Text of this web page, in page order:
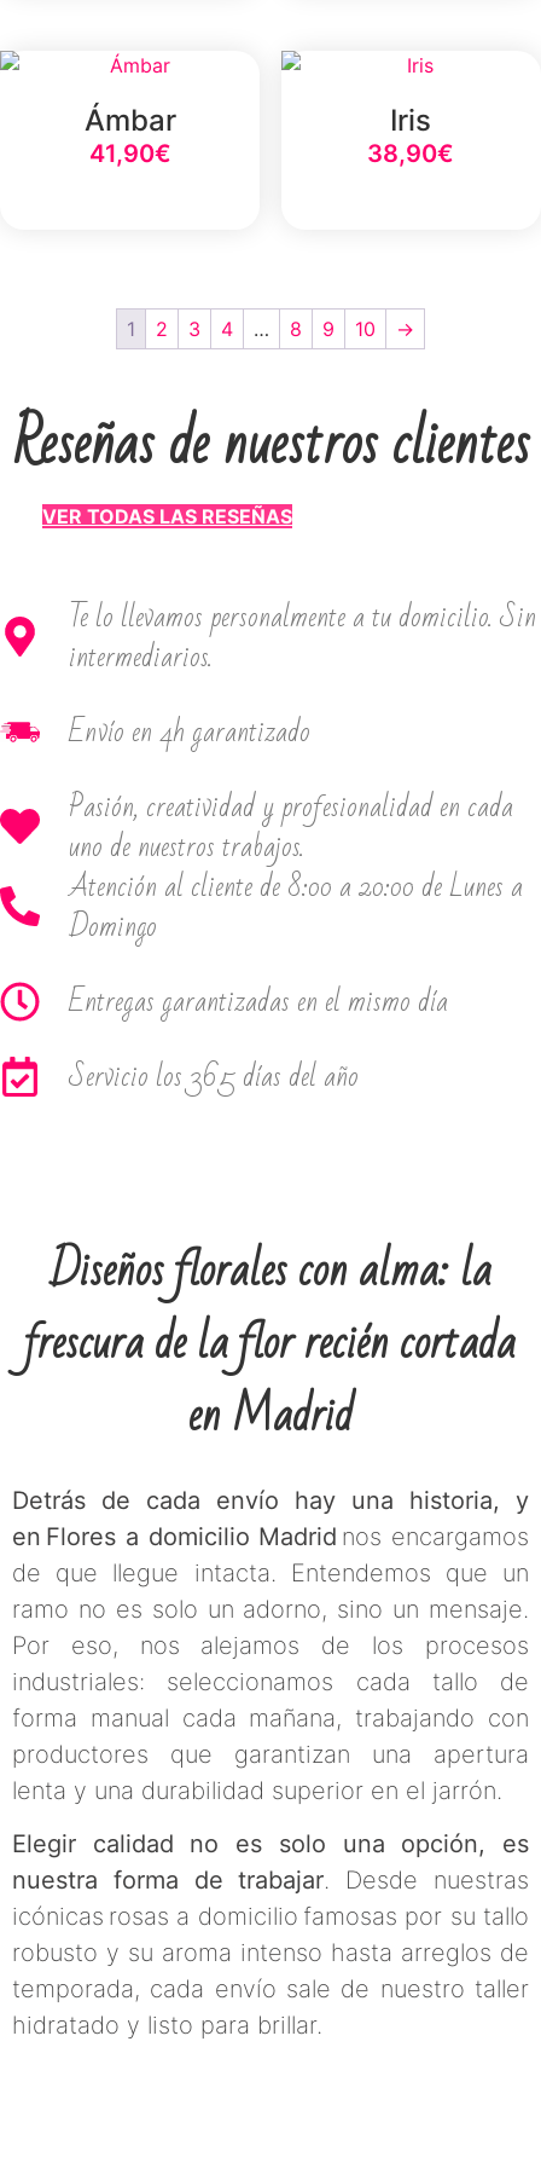
Ámbar
41,90€
Iris
38,90€
1 2 3 4 … 8 9 10 →
Reseñas de nuestros clientes
VER TODAS LAS RESEÑAS
Te lo llevamos personalmente a tu domicilio. Sin
intermediarios.
Envío en 4h garantizado
Pasión, creatividad y profesionalidad en cada
uno de nuestros trabajos.
Atención al cliente de 8:00 a 20:00 de Lunes a
Domingo
Entregas garantizadas en el mismo día
Servicio los 365 días del año
Diseños florales con alma: la
frescura de la flor recién cortada
en Madrid
Detrás de cada envío hay una historia, y
en Flores a domicilio Madrid nos encargamos
de que llegue intacta. Entendemos que un
ramo no es solo un adorno, sino un mensaje.
Por eso, nos alejamos de los procesos
industriales: seleccionamos cada tallo de
forma manual cada mañana, trabajando con
productores que garantizan una apertura
lenta y una durabilidad superior en el jarrón.
Elegir calidad no es solo una opción, es
nuestra forma de trabajar. Desde nuestras
icónicas rosas a domicilio famosas por su tallo
robusto y su aroma intenso hasta arreglos de
temporada, cada envío sale de nuestro taller
hidratado y listo para brillar.